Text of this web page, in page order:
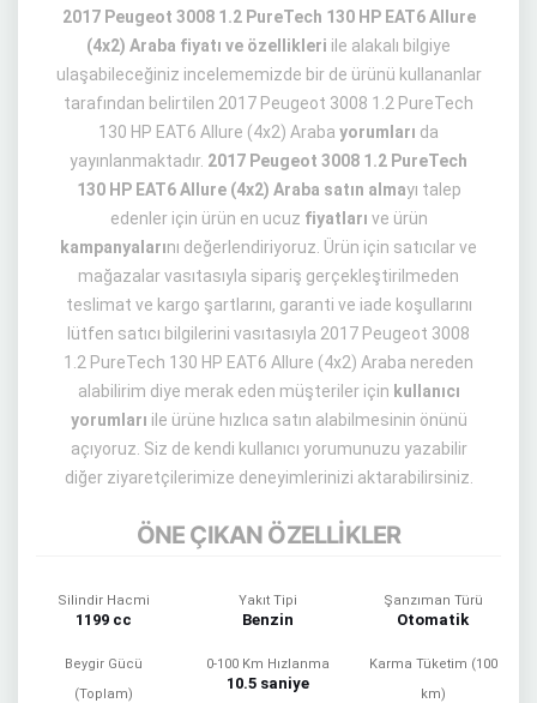
2017 Peugeot 3008 1.2 PureTech 130 HP EAT6 Allure
(4x2) Araba fiyatı ve özellikleri ile alakalı bilgiye
ulaşabileceğiniz incelememizde bir de ürünü kullananlar
tarafından belirtilen 2017 Peugeot 3008 1.2 PureTech
130 HP EAT6 Allure (4x2) Araba yorumları da
yayınlanmaktadır. 2017 Peugeot 3008 1.2 PureTech
130 HP EAT6 Allure (4x2) Araba satın almayı talep
edenler için ürün en ucuz fiyatları ve ürün
kampanyalarını değerlendiriyoruz. Ürün için satıcılar ve
mağazalar vasıtasıyla sipariş gerçekleştirilmeden
teslimat ve kargo şartlarını, garanti ve iade koşullarını
lütfen satıcı bilgilerini vasıtasıyla 2017 Peugeot 3008
1.2 PureTech 130 HP EAT6 Allure (4x2) Araba nereden
alabilirim diye merak eden müşteriler için kullanıcı
yorumları ile ürüne hızlıca satın alabilmesinin önünü
açıyoruz. Siz de kendi kullanıcı yorumunuzu yazabilir
diğer ziyaretçilerimize deneyimlerinizi aktarabilirsiniz.
ÖNE ÇIKAN ÖZELLİKLER
Silindir Hacmi
1199 cc
Yakıt Tipi
Benzin
Şanzıman Türü
Otomatik
Beygir Gücü
(Toplam)
0-100 Km Hızlanma
10.5 saniye
Karma Tüketim (100
km)